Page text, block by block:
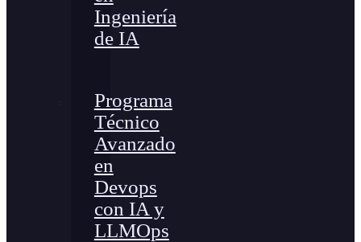
Ingeniería
de IA
Programa
Técnico
Avanzado
en
Devops
con IA y
LLMOps